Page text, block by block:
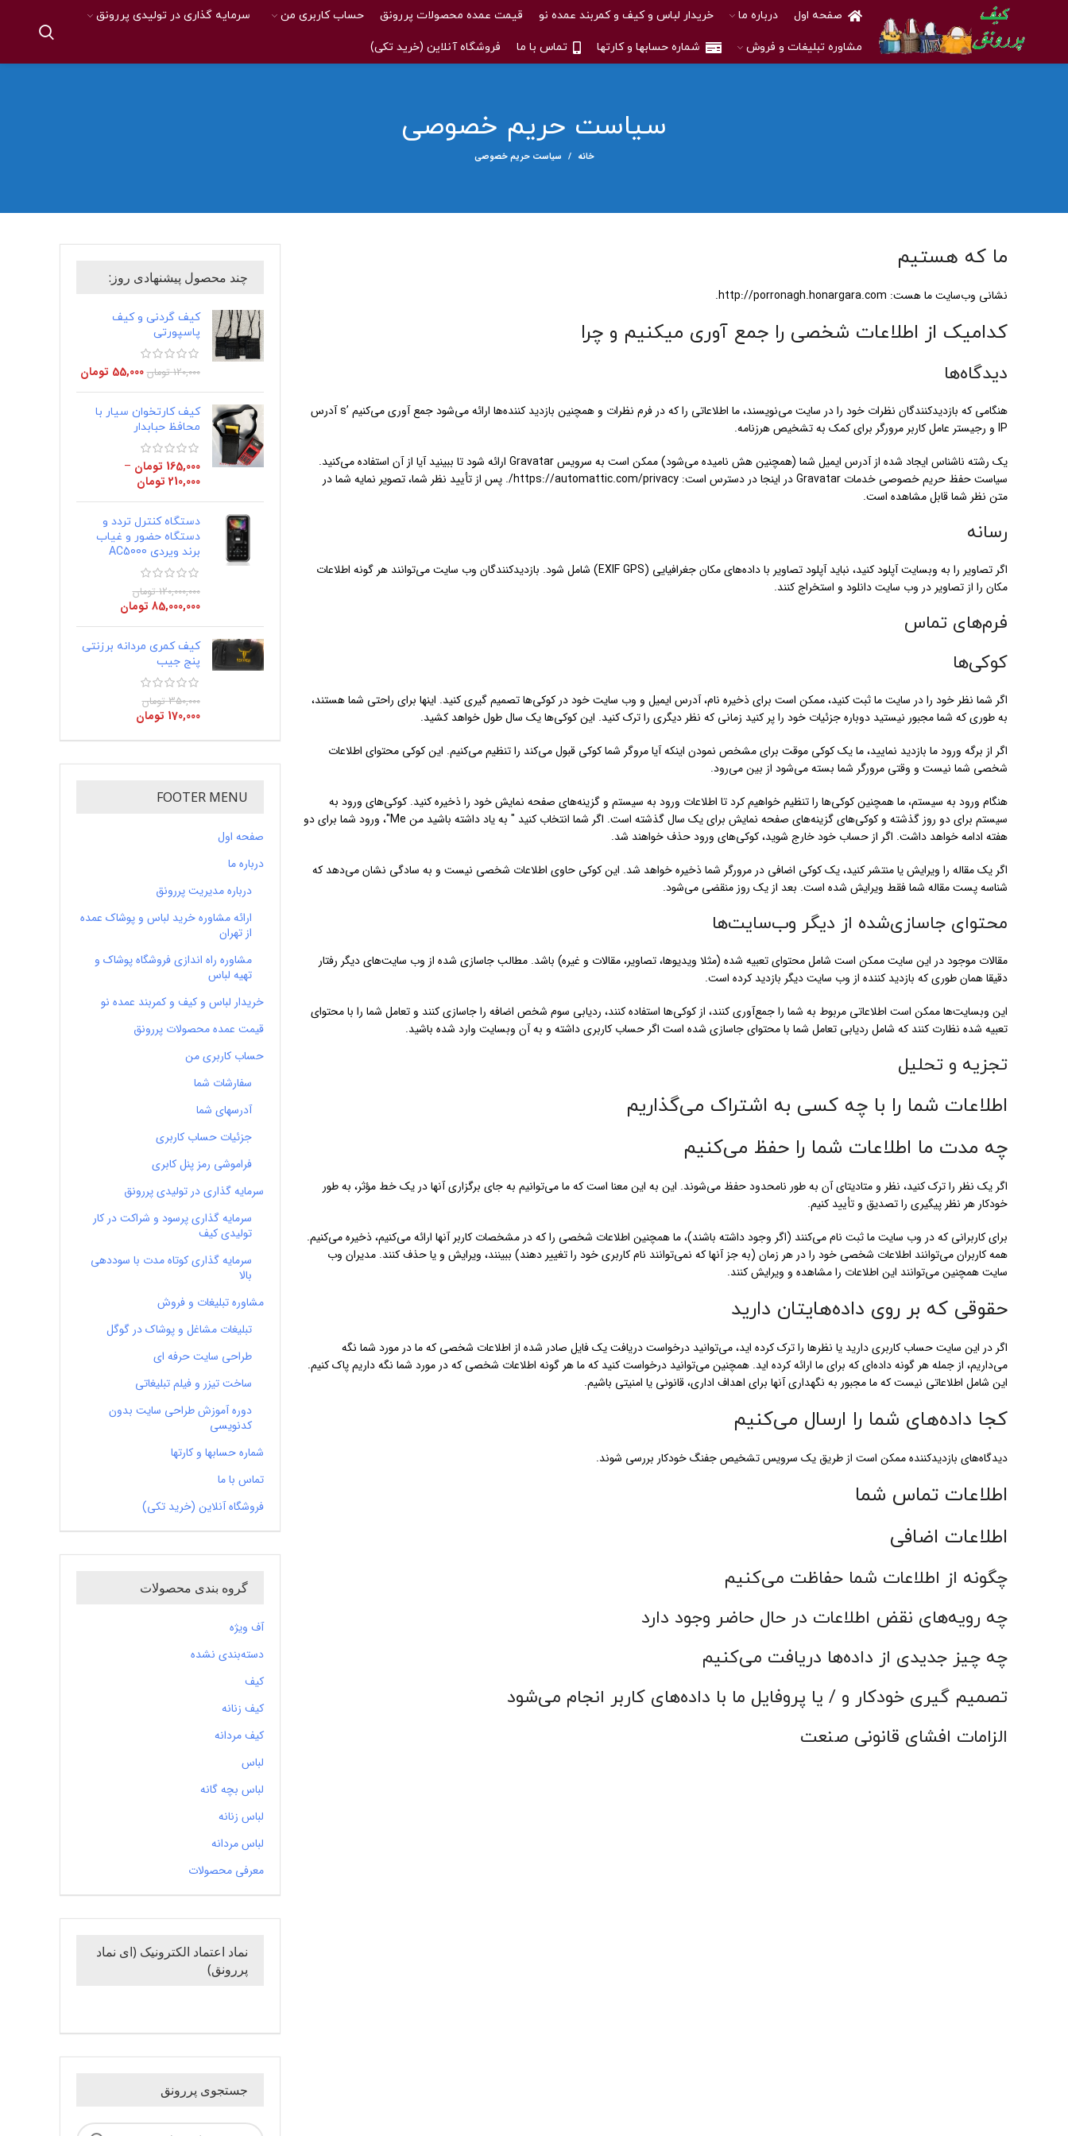
صفحه اول درباره ما خریدار لباس و کیف و کمربند عمده نو قیمت عمده محصولات پررونق حساب کاربری من سرمایه گذاری در تولیدی پررونق
مشاوره تبلیغات و فروش شماره حسابها و کارتها تماس با ما فروشگاه آنلاین (خرید تکی)
سیاست حریم خصوصی
خانه سیاست حریم خصوصی
ما که هستیم
نشانی وب‌سایت ما هست: http://porronagh.honargara.com.
کدامیک از اطلاعات شخصی را جمع آوری میکنیم و چرا
دیدگاه‌ها
هنگامی که بازدیدکنندگان نظرات خود را در سایت می‌نویسند، ما اطلاعاتی را که در فرم نظرات و همچنین بازدید کننده‌ها ارائه می‌شود جمع آوری می‌کنیم ’s آدرس
IP و رجیستر عامل کاربر مرورگر برای کمک به تشخیص هرزنامه.
یک رشته ناشناس ایجاد شده از آدرس ایمیل شما (همچنین هش نامیده می‌شود) ممکن است به سرویس Gravatar ارائه شود تا ببینید آیا از آن استفاده می‌کنید.
سیاست حفظ حریم خصوصی خدمات Gravatar در اینجا در دسترس است: https://automattic.com/privacy/. پس از تأیید نظر شما، تصویر نمایه شما در
متن نظر شما قابل مشاهده است.
رسانه
اگر تصاویر را به وبسایت آپلود کنید، نباید آپلود تصاویر با داده‌های مکان جغرافیایی (EXIF GPS) شامل شود. بازدیدکنندگان وب سایت می‌توانند هر گونه اطلاعات
مکان را از تصاویر در وب سایت دانلود و استخراج کنند.
فرم‌های تماس
کوکی‌ها
اگر شما نظر خود را در سایت ما ثبت کنید، ممکن است برای ذخیره نام، آدرس ایمیل و وب سایت خود در کوکی‌ها تصمیم گیری کنید. اینها برای راحتی شما هستند،
به طوری که شما مجبور نیستید دوباره جزئیات خود را پر کنید زمانی که نظر دیگری را ترک کنید. این کوکی‌ها یک سال طول خواهد کشید.
اگر از برگه ورود ما بازدید نمایید، ما یک کوکی موقت برای مشخص نمودن اینکه آیا مروگر شما کوکی قبول می‌کند را تنظیم می‌کنیم. این کوکی محتوای اطلاعات
شخصی شما نیست و وقتی مرورگر شما بسته می‌شود از بین می‌رود.
هنگام ورود به سیستم، ما همچنین کوکی‌ها را تنظیم خواهیم کرد تا اطلاعات ورود به سیستم و گزینه‌های صفحه نمایش خود را ذخیره کنید. کوکی‌های ورود به
سیستم برای دو روز گذشته و کوکی‌های گزینه‌های صفحه نمایش برای یک سال گذشته است. اگر شما انتخاب کنید " به یاد داشته باشید من Me"، ورود شما برای دو
هفته ادامه خواهد داشت. اگر از حساب خود خارج شوید، کوکی‌های ورود حذف خواهند شد.
اگر یک مقاله را ویرایش یا منتشر کنید، یک کوکی اضافی در مرورگر شما ذخیره خواهد شد. این کوکی حاوی اطلاعات شخصی نیست و به سادگی نشان می‌دهد که
شناسه پست مقاله شما فقط ویرایش شده است. بعد از یک روز منقضی می‌شود.
محتوای جاسازی‌شده از دیگر وب‌سایت‌ها
مقالات موجود در این سایت ممکن است شامل محتوای تعبیه شده (مثلا ویدیوها، تصاویر، مقالات و غیره) باشد. مطالب جاسازی شده از وب سایت‌های دیگر رفتار
دقیقا همان طوری که بازدید کننده از وب سایت دیگر بازدید کرده است.
این وبسایت‌ها ممکن است اطلاعاتی مربوط به شما را جمع‌آوری کنند، از کوکی‌ها استفاده کنند، ردیابی سوم شخص اضافه را جاسازی کنند و تعامل شما را با محتوای
تعبیه شده نظارت کنند که شامل ردیابی تعامل شما با محتوای جاسازی شده است اگر حساب کاربری داشته و به آن وبسایت وارد شده باشید.
تجزیه و تحلیل
اطلاعات شما را با چه کسی به اشتراک می‌گذاریم
چه مدت ما اطلاعات شما را حفظ می‌کنیم
اگر یک نظر را ترک کنید، نظر و متادیتای آن به طور نامحدود حفظ می‌شوند. این به این معنا است که ما می‌توانیم به جای برگزاری آنها در یک خط مؤثر، به طور
خودکار هر نظر پیگیری را تصدیق و تأیید کنیم.
برای کاربرانی که در وب سایت ما ثبت نام می‌کنند (اگر وجود داشته باشند)، ما همچنین اطلاعات شخصی را که در مشخصات کاربر آنها ارائه می‌کنیم، ذخیره می‌کنیم.
همه کاربران می‌توانند اطلاعات شخصی خود را در هر زمان (به جز آنها که نمی‌توانند نام کاربری خود را تغییر دهند) ببینند، ویرایش و یا حذف کنند. مدیران وب
سایت همچنین می‌توانند این اطلاعات را مشاهده و ویرایش کنند.
حقوقی که بر روی داده‌هایتان دارید
اگر در این سایت حساب کاربری دارید یا نظرها را ترک کرده اید، می‌توانید درخواست دریافت یک فایل صادر شده از اطلاعات شخصی که ما در مورد شما نگه
می‌داریم، از جمله هر گونه داده‌ای که برای ما ارائه کرده اید. همچنین می‌توانید درخواست کنید که ما هر گونه اطلاعات شخصی که در مورد شما نگه داریم پاک کنیم.
این شامل اطلاعاتی نیست که ما مجبور به نگهداری آنها برای اهداف اداری، قانونی یا امنیتی باشیم.
کجا داده‌های شما را ارسال می‌کنیم
دیدگاه‌های بازدیدکننده ممکن است از طریق یک سرویس تشخیص جفنگ خودکار بررسی شوند.
اطلاعات تماس شما
اطلاعات اضافی
چگونه از اطلاعات شما حفاظت می‌کنیم
چه رویه‌های نقض اطلاعات در حال حاضر وجود دارد
چه چیز جدیدی از داده‌ها دریافت می‌کنیم
تصمیم گیری خودکار و / یا پروفایل ما با داده‌های کاربر انجام می‌شود
الزامات افشای قانونی صنعت
چند محصول پیشنهادی روز:
کیف گردنی و کیف
پاسپورتی
120,000 تومان 55,000 تومان
کیف کارتخوان سیار با
محافظ حبابدار
165,000 تومان –
210,000 تومان
دستگاه کنترل تردد و
دستگاه حضور و غیاب
برند ویردی AC5000
120,000,000 تومان
85,000,000 تومان
کیف کمری مردانه برزنتی
پنج جیب
350,000 تومان
170,000 تومان
FOOTER MENU
صفحه اول
درباره ما
درباره مدیریت پررونق
ارائه مشاوره خرید لباس و پوشاک عمده
از تهران
مشاوره راه اندازی فروشگاه پوشاک و
تهیه لباس
خریدار لباس و کیف و کمربند عمده نو
قیمت عمده محصولات پررونق
حساب کاربری من
سفارشات شما
آدرسهای شما
جزئیات حساب کاربری
فراموشی رمز پنل کابری
سرمایه گذاری در تولیدی پررونق
سرمایه گذاری پرسود و شراکت در کار
تولیدی کیف
سرمایه گذاری کوتاه مدت با سوددهی
بالا
مشاوره تبلیغات و فروش
تبلیغات مشاغل و پوشاک در گوگل
طراحی سایت حرفه ای
ساخت تیزر و فیلم تبلیغاتی
دوره آموزش طراحی سایت بدون
کدنویسی
شماره حسابها و کارتها
تماس با ما
فروشگاه آنلاین (خرید تکی)
گروه بندی محصولات
آف ویژه
دسته‌بندی نشده
کیف
کیف زنانه
کیف مردانه
لباس
لباس بچه گانه
لباس زنانه
لباس مردانه
معرفی محصولات
نماد اعتماد الکترونیک (ای نماد
پررونق)
جستجوی پررونق